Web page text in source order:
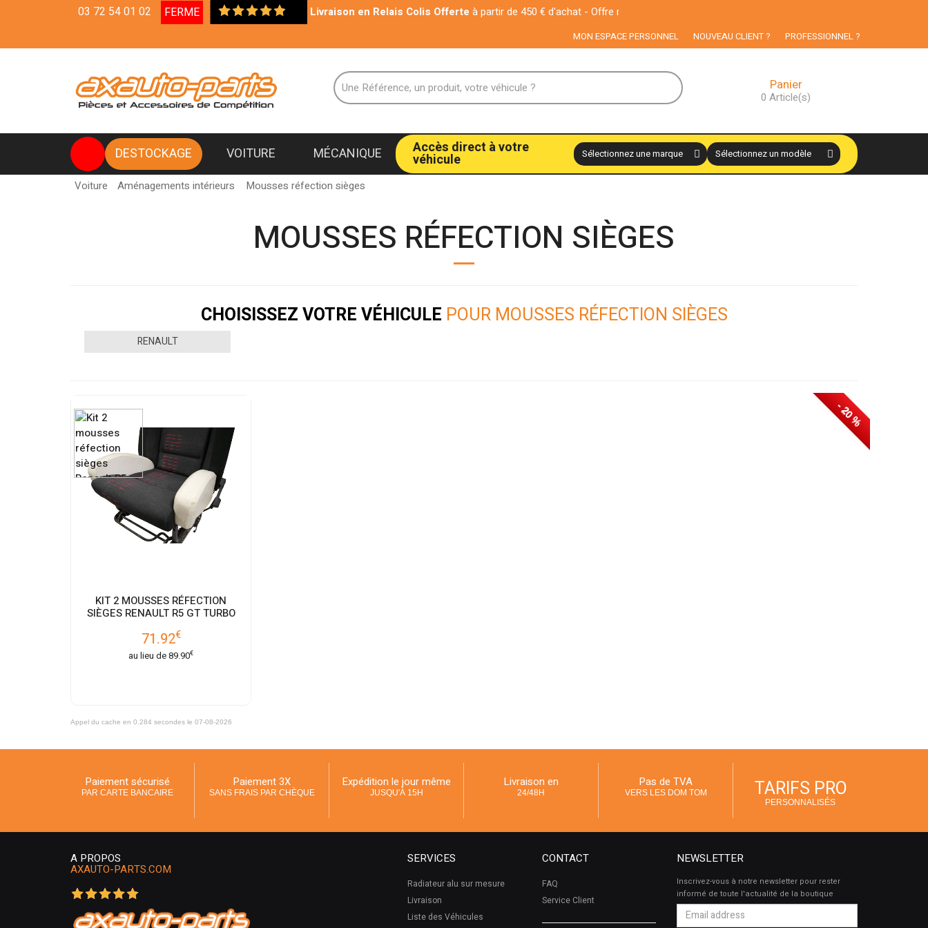
03 72 54 01 02 FERME Livraison en Relais Colis Offerteà partir de 450 € d'achat - Offre réservée aux particuliers
MON ESPACE PERSONNEL NOUVEAU CLIENT ? PROFESSIONNEL ?
Panier
0 Article(s)
DESTOCKAGE VOITURE MÉCANIQUE Accès direct à votre
véhicule
Voiture Aménagements intérieurs Mousses réfection sièges
MOUSSES RÉFECTION SIÈGES
CHOISISSEZ VOTRE VÉHICULE POUR MOUSSES RÉFECTION SIÈGES
RENAULT
- 20 %
KIT 2 MOUSSES RÉFECTION
SIÈGES RENAULT R5 GT TURBO
71.92€
au lieu de89.90€
Appel du cache en 0.284 secondes le 07-08-2026
Paiement sécurisé
PAR CARTE BANCAIRE
Paiement 3X
SANS FRAIS PAR CHÈQUE
Expédition le jour même
JUSQU'À 15H
Livraison en
24/48H
Pas de TVA
VERS LES DOM TOM TARIFS PRO
PERSONNALISÉS
A PROPOS
AXAUTO-PARTS.COM
SERVICES
Radiateur alu sur mesure
Livraison
Liste des Véhicules
CONTACT
FAQ
Service Client
NEWSLETTER
Inscrivez-vous à notre newsletter pour rester
informé de toute l'actualité de la boutique